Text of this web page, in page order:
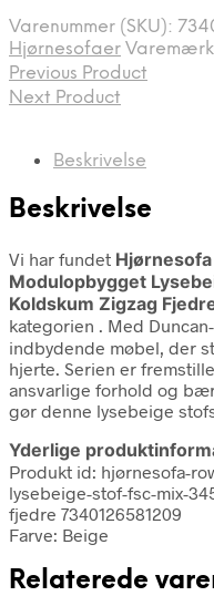
Varenummer (SKU):
Hjørnesofaer
Previous Product
Next Product
Beskrivelse
Beskrivelse
Vi har fundet
Modulopbygget
Koldskum Zigzag
kategorien . Med
indbydende møbel, der
hjerte. Serien er
ansvarlige forhold og
gør denne lysebeige
Yderlige
Produkt id: hjørnesofa-
lysebeige-stof-fsc-mix-
fjedre 7340126581209
Farve: Beige
Relaterede